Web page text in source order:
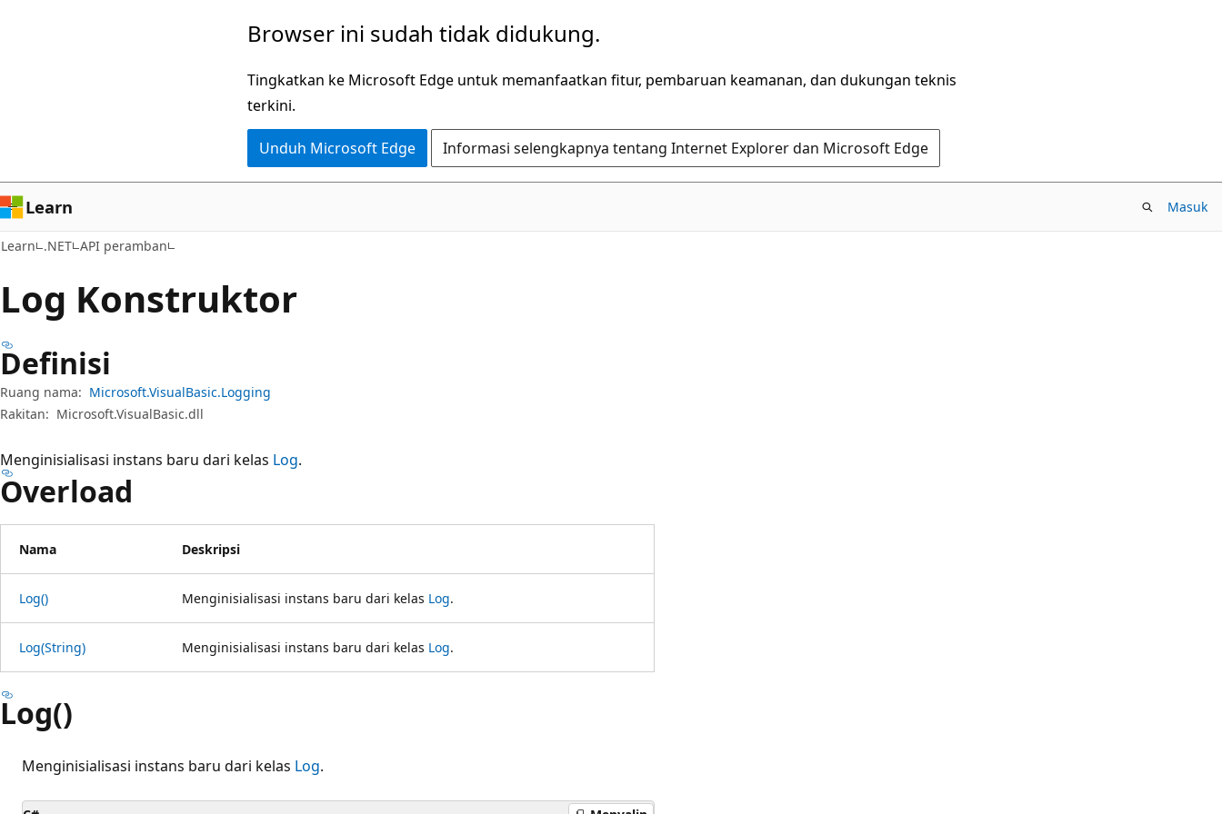
Browser ini sudah tidak didukung.
Tingkatkan ke Microsoft Edge untuk memanfaatkan fitur, pembaruan keamanan, dan dukungan teknis
terkini.
Unduh Microsoft Edge Informasi selengkapnya tentang Internet Explorer dan Microsoft Edge
Learn Masuk
Learn .NET API peramban
Log Konstruktor
Definisi
Ruang nama: Microsoft.VisualBasic.Logging
Rakitan: Microsoft.VisualBasic.dll
Menginisialisasi instans baru dari kelas Log.
Overload
Nama Deskripsi
Log() Menginisialisasi instans baru dari kelas Log.
Log(String) Menginisialisasi instans baru dari kelas Log.
Log()
Menginisialisasi instans baru dari kelas Log.